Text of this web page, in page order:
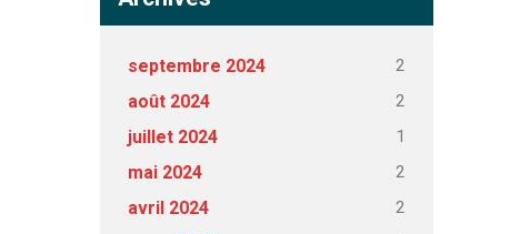
septembre 2024 2
août 2024 2
juillet 2024 1
mai 2024 2
avril 2024 2